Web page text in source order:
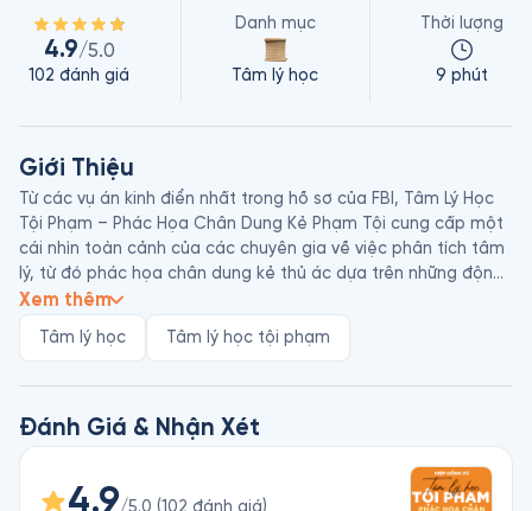
4.9/5.0
102 đánh giá
Danh mục
Tâm lý học
Thời lượng
9 phút
Giới Thiệu
Từ các vụ án kinh điển nhất trong hồ sơ của FBI, Tâm Lý Học
Tội Phạm – Phác Họa Chân Dung Kẻ Phạm Tội cung cấp một
cái nhìn toàn cảnh của các chuyên gia về việc phân tích tâm
lý, từ đó phác họa chân dung kẻ thủ ác dựa trên những động
cơ, hành vi, các manh mối tại hiện trường… để nhanh chóng
Xem thêm
Tâm lý học Tâm lý học tội phạm
Đánh Giá & Nhận Xét
4.9/5.0 (102 đánh giá)